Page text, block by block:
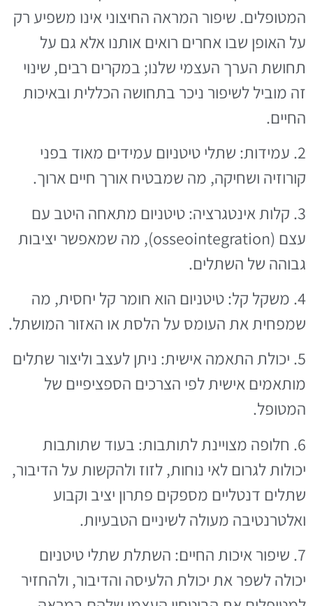
המטופלים. שיפור המראה החיצוני אינו משפיע רק
על האופן שבו אחרים רואים אותנו אלא גם על
תחושת הערך העצמי שלנו; במקרים רבים, שינוי
זה מוביל לשיפור ניכר בתחושה הכללית ובאיכות
החיים.
2. עמידות: שתלי טיטניום עמידים מאוד בפני
קורוזיה ושחיקה, מה שמבטיח אורך חיים ארוך.
3. קלות אינטגרציה: טיטניום מתאחה היטב עם
עצם (osseointegration), מה שמאפשר יציבות
גבוהה של השתלים.
4. משקל קל: טיטניום הוא חומר קל יחסית, מה
שמפחית את העומס על הלסת או האזור המושתל.
5. יכולת התאמה אישית: ניתן לעצב וליצור שתלים
מותאמים אישית לפי הצרכים הספציפיים של
המטופל.
6. חלופה מצויינת לתותבות: בעוד שתותבות
יכולות לגרום לאי נוחות, לזוז ולהקשות על הדיבור,
שתלים דנטליים מספקים פתרון יציב וקבוע
ואלטרנטיבה מעולה לשיניים הטבעיות.
7. שיפור איכות החיים: השתלת שתלי טיטניום
יכולה לשפר את יכולת הלעיסה והדיבור, ולהחזיר